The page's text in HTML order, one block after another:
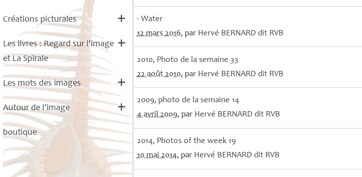
Créations picturales
Les livres : Regard sur l’image
et La Spirale
Les mots des images
Autour de l’image
boutique
- Water
12 mars 2016, par Hervé BERNARD dit RVB
2010, Photo de la semaine 33
22 août 2010, par Hervé BERNARD dit RVB
2009, photo de la semaine 14
4 avril 2009, par Hervé BERNARD dit RVB
2014, Photos of the week 19
10 mai 2014, par Hervé BERNARD dit RVB